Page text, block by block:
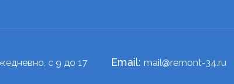
c 9 до 17 Email: mail@remont-34.ru